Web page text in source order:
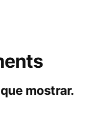
mostrar.